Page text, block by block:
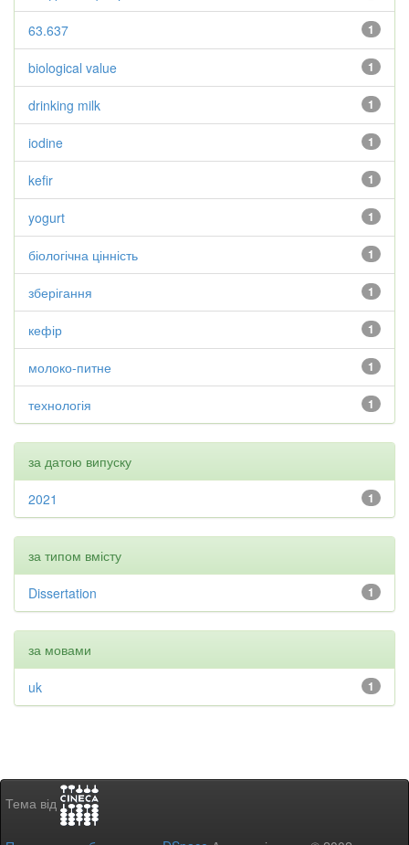
1
63.637
1
biological value
1
drinking milk
1
iodine
1
kefir
1
yogurt
1
біологічна цінність
1
зберігання
1
кефір
1
молоко-питне
1
технологія
за датою випуску
1
2021
за типом вмісту
1
Dissertation
за мовами
1
uk
Тема від